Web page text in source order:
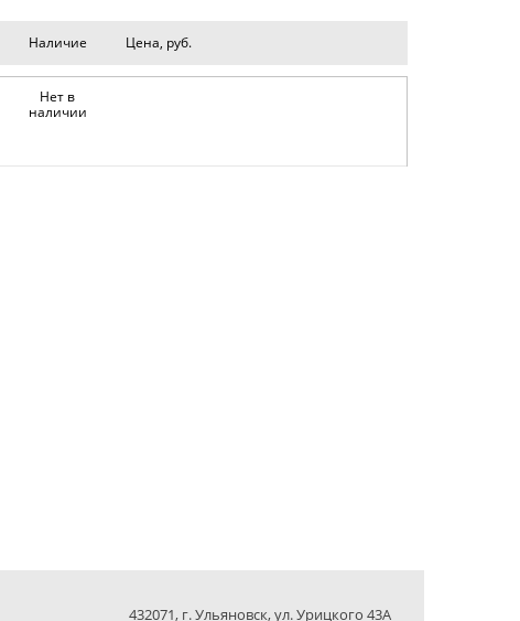
Наличие Цена, руб.
Нет в
наличии
432071, г. Ульяновск, ул. Урицкого 43А